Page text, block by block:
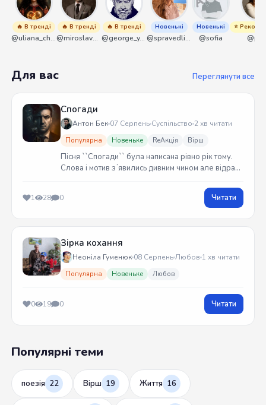
🔥 В тренді
@uliana_chernenko
🔥 В тренді
@miroslavmaniyk
🔥 В тренді
@george_y_lawlett
Новенькі
@spravedliwa
Новенькі
@sofia
⭐
Для вас Переглянути все
Спогади
Антон Бек 07 Серпень Суспільство 2 хв читати
Популярна Новеньке ReАкція Вірш
Пісня ``Спогади`` була написана рівно рік тому.
Слова і мотив зʼявились дивним чином але відразу
1 28 0 Читати
Зірка кохання
Неоніла Гуменюк 08 СерпеньЛюбов 1 хв читати
Популярна Новеньке Любов
0 19 0 Читати
Популярні теми
поезія 22 Вірш 19 Життя 16